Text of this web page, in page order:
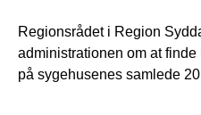
Regionsrådet i Region
administrationen om at
på sygehusenes samlede